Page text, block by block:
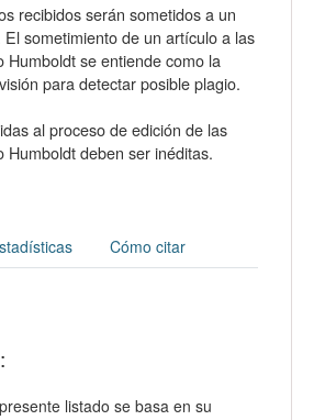
Cómo citar
listado se basa en su
recibidos serán sometidos a un
sometimiento de un artículo a las
Humboldt se entiende como la
para detectar posible plagio.
al proceso de edición de las
Humboldt deben ser inéditas.